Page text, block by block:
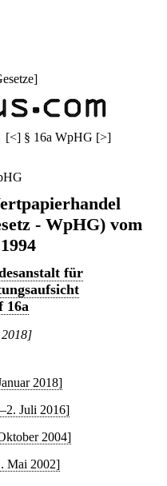
]
[<] § 16a WpHG [>]
- WpHG) vom
für
16a
2018]
Juli 2016]
2004]
Mai 2002]